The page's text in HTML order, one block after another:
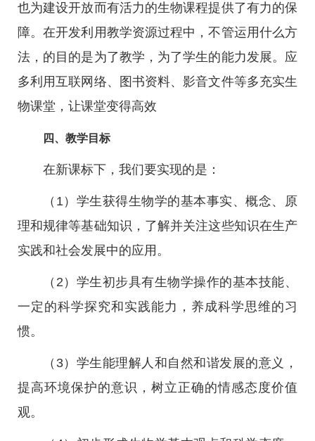
也为建设开放而有活力的生物课程提供了有力的保
障。在开发利用教学资源过程中，不管运用什么方
法，的目的是为了教学，为了学生的能力发展。应
多利用互联网络、图书资料、影音文件等多充实生
物课堂，让课堂变得高效
四、教学目标
在新课标下，我们要实现的是：
（1）学生获得生物学的基本事实、概念、原
理和规律等基础知识，了解并关注这些知识在生产
实践和社会发展中的应用。
（2）学生初步具有生物学操作的基本技能、
一定的科学探究和实践能力，养成科学思维的习
惯。
（3）学生能理解人和自然和谐发展的意义，
提高环境保护的意识，树立正确的情感态度价值
观。